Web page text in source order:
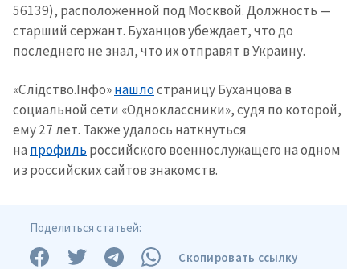
56139), расположенной под Москвой. Должность —
старший сержант. Буханцов убеждает, что до
последнего не знал, что их отправят в Украину.
«Слідство.Інфо»нашлостраницу Буханцова в
социальной сети «Одноклассники», судя по которой,
ему 27 лет. Также удалось наткнуться
на профиль российского военнослужащего на одном
из российских сайтов знакомств.
Поделиться статьей:
Скопировать ссылку